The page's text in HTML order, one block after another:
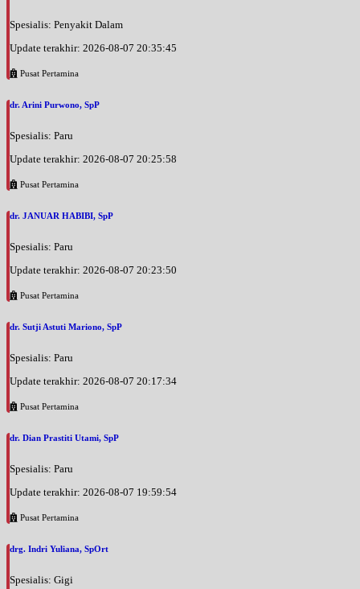
Spesialis: Penyakit Dalam
Update terakhir: 2026-08-07 20:35:45
Pusat Pertamina
dr. Arini Purwono, SpP
Spesialis: Paru
Update terakhir: 2026-08-07 20:25:58
Pusat Pertamina
dr. JANUAR HABIBI, SpP
Spesialis: Paru
Update terakhir: 2026-08-07 20:23:50
Pusat Pertamina
dr. Sutji Astuti Mariono, SpP
Spesialis: Paru
Update terakhir: 2026-08-07 20:17:34
Pusat Pertamina
dr. Dian Prastiti Utami, SpP
Spesialis: Paru
Update terakhir: 2026-08-07 19:59:54
Pusat Pertamina
drg. Indri Yuliana, SpOrt
Spesialis: Gigi